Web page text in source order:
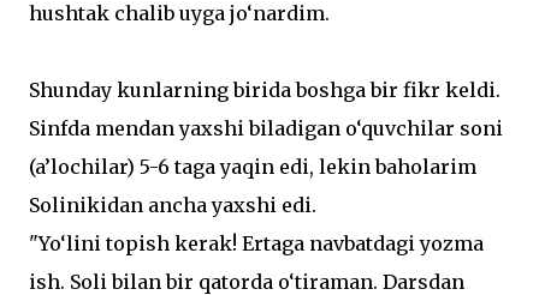
hushtak chalib uyga jo‘nardim.
Shunday kunlarning birida boshga bir fikr keldi.
Sinfda mendan yaxshi biladigan o‘quvchilar soni
(a’lochilar) 5-6 taga yaqin edi, lekin baholarim
Solinikidan ancha yaxshi edi.
"Yo‘lini topish kerak! Ertaga navbatdagi yozma
ish. Soli bilan bir qatorda o‘tiraman. Darsdan